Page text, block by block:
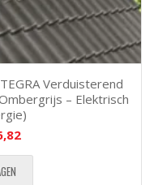
Verduisterend
– Elektrisch